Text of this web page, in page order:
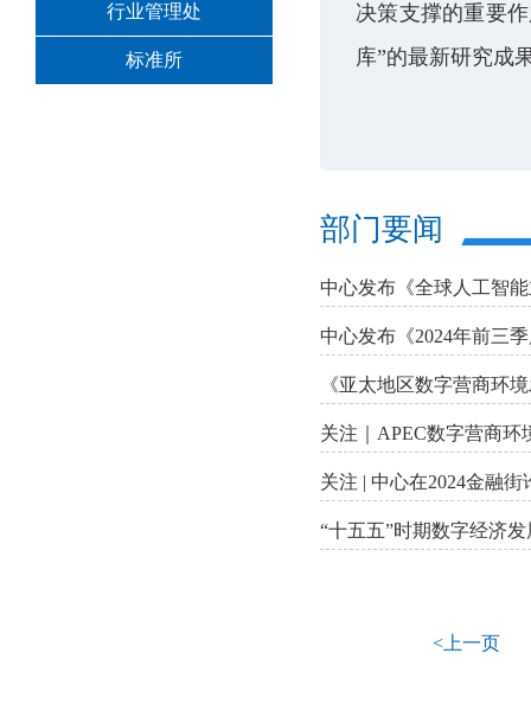
行业管理处
标准所
决策支撑的重要
库”的最新研究成
部门要闻
中心发布《全球人工智
中心发布《2024年前三
《亚太地区数字营商环
关注｜APEC数字营商环
关注 | 中心在2024金融
“十五五”时期数字经济
<上一页